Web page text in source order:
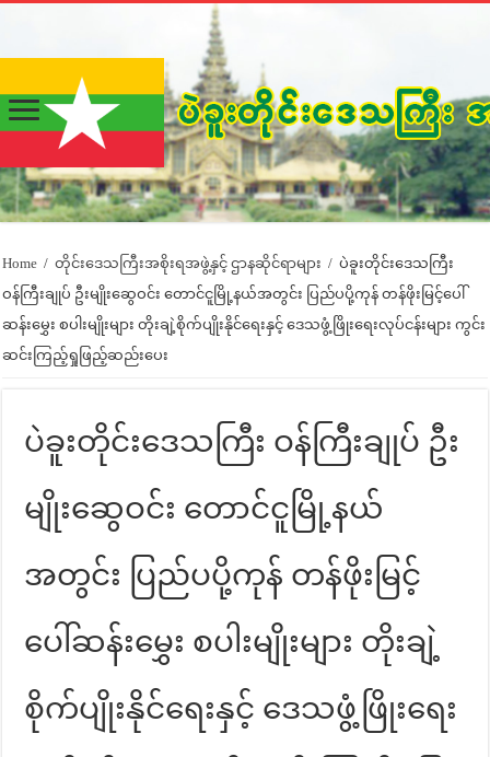
Home / တိုင်းဒေသကြီးအစိုးရအဖွဲ့နှင့် ဌာနဆိုင်ရာများ / ပဲခူးတိုင်းဒေသကြီး
ဝန်ကြီးချုပ် ဦးမျိုးဆွေဝင်း တောင်ငူမြို့နယ်အတွင်း ပြည်ပပို့ကုန် တန်ဖိုးမြင့်ပေါ်
ဆန်းမွှေး စပါးမျိုးများ တိုးချဲ့စိုက်ပျိုးနိုင်ရေးနှင့် ဒေသဖွံ့ဖြိုးရေးလုပ်ငန်းများ ကွင်း
ဆင်းကြည့်ရှုဖြည့်ဆည်းပေး
ပဲခူးတိုင်းဒေသကြီး ဝန်ကြီးချုပ် ဦး
မျိုးဆွေဝင်း တောင်ငူမြို့နယ်
အတွင်း ပြည်ပပို့ကုန် တန်ဖိုးမြင့်
ပေါ်ဆန်းမွှေး စပါးမျိုးများ တိုးချဲ့
စိုက်ပျိုးနိုင်ရေးနှင့် ဒေသဖွံ့ဖြိုးရေး